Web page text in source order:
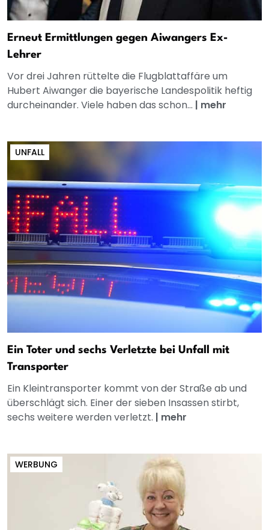
Erneut Ermittlungen gegen Aiwangers Ex-
Lehrer
Vor drei Jahren rüttelte die Flugblattaffäre um
Hubert Aiwanger die bayerische Landespolitik heftig
durcheinander. Viele haben das schon... | mehr
UNFALL
Ein Toter und sechs Verletzte bei Unfall mit
Transporter
Ein Kleintransporter kommt von der Straße ab und
überschlägt sich. Einer der sieben Insassen stirbt,
sechs weitere werden verletzt. | mehr
WERBUNG